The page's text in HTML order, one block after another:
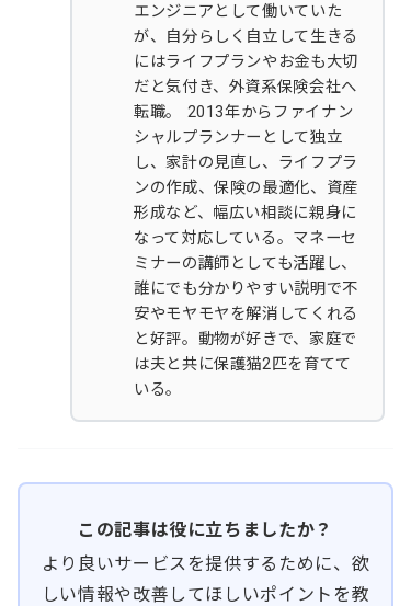
エンジニアとして働いていた
が、自分らしく自立して生きる
にはライフプランやお金も大切
だと気付き、外資系保険会社へ
転職。 2013年からファイナン
シャルプランナーとして独立
し、家計の見直し、ライフプラ
ンの作成、保険の最適化、資産
形成など、幅広い相談に親身に
なって対応している。マネーセ
ミナーの講師としても活躍し、
誰にでも分かりやすい説明で不
安やモヤモヤを解消してくれる
と好評。動物が好きで、家庭で
は夫と共に保護猫2匹を育てて
いる。
この記事は役に立ちましたか？
より良いサービスを提供するために、欲
しい情報や改善してほしいポイントを教